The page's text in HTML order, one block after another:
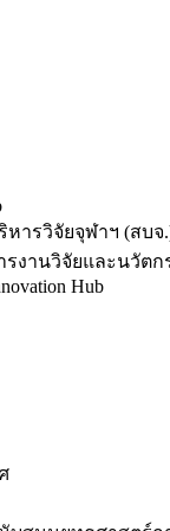
หารวิจัยจุฬาฯ (สบจ
รงานวิจัยและนวัตก
Hub